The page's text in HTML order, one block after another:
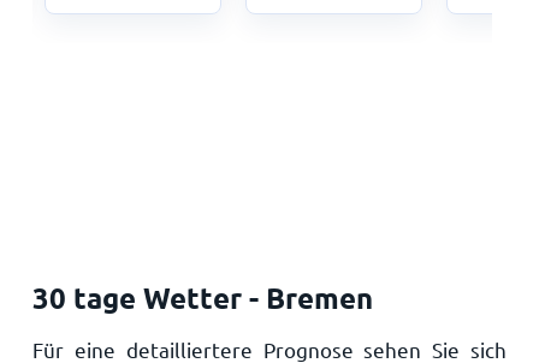
30 tage Wetter - Bremen
Für eine detailliertere Prognose sehen Sie sich